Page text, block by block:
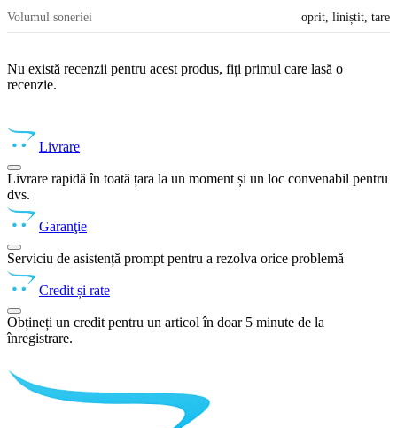
Volumul soneriei oprit, liniștit, tare
Nu există recenzii pentru acest produs, fiți primul care lasă o
recenzie.
Livrare
Livrare rapidă în toată țara la un moment și un loc convenabil pentru
dvs.
Garanţie
Serviciu de asistență prompt pentru a rezolva orice problemă
Credit și rate
Obțineți un credit pentru un articol în doar 5 minute de la
înregistrare.